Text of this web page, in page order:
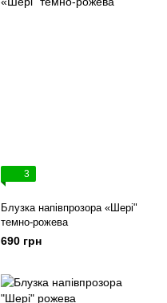
3
Блузка напівпрозора «Шері"
темно-рожева
690 грн